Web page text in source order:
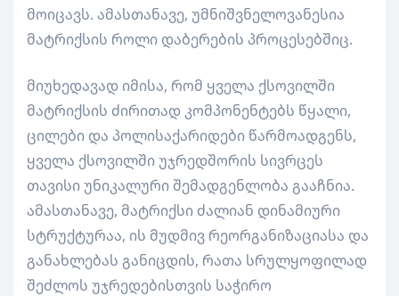
მოიცავს. ამასთანავე, უმნიშვნელოვანესია
მატრიქსის როლი დაბერების პროცესებშიც.
მიუხედავად იმისა, რომ ყველა ქსოვილში
მატრიქსის ძირითად კომპონენტებს წყალი,
ცილები და პოლისაქარიდები წარმოადგენს,
ყველა ქსოვილში უჯრედშორის სივრცეს
თავისი უნიკალური შემადგენლობა გააჩნია.
ამასთანავე, მატრიქსი ძალიან დინამიური
სტრუქტურაა, ის მუდმივ რეორგანიზაციასა და
განახლებას განიცდის, რათა სრულყოფილად
შეძლოს უჯრედებისთვის საჭირო